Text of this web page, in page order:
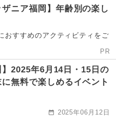
ザニア福岡】年齢別の楽し
おすすめのアクティビティをご
PR
】2025年6月14日・15日の
無料で楽しめるイベント
2025年06月12日